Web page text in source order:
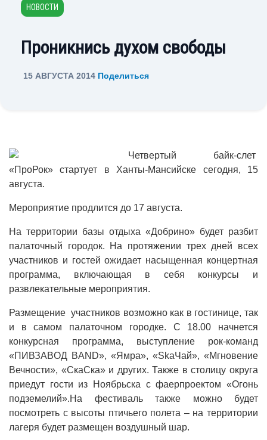
НОВОСТИ
Проникнись духом свободы
15 АВГУСТА 2014 Поделиться
Четвертый байк-слет
«ПроРок» стартует в Ханты-Мансийске сегодня, 15
августа.
Мероприятие продлится до 17 августа.
На территории базы отдыха «Добрино» будет разбит
палаточный городок. На протяжении трех дней всех
участников и гостей ожидает насыщенная концертная
программа, включающая в себя конкурсы и
развлекательные мероприятия.
Размещение участников возможно как в гостинице, так
и в самом палаточном городке. С 18.00 начнется
конкурсная программа, выступление рок-команд
«ПИВЗАВOД BAND», «Ямра», «SkaЧай», «Мгновение
Вечности», «СкаСка» и других. Также в столицу округа
приедут гости из Ноябрьска с фаерпроектом «Огонь
подземелий».На фестиваль также можно будет
посмотреть с высоты птичьего полета – на территории
лагеря будет размещен воздушный шар.